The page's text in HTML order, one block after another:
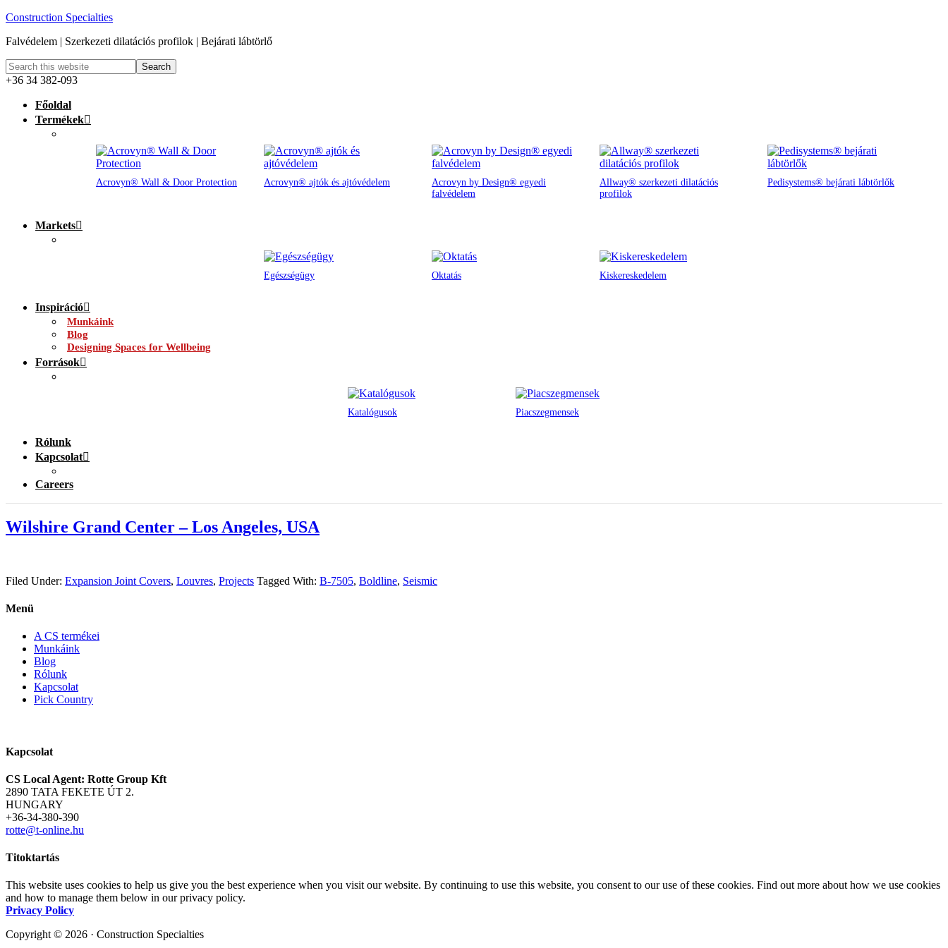
Construction Specialties
Falvédelem | Szerkezeti dilatációs profilok | Bejárati lábtörlő
+36 34 382-093
Főoldal
Termékek
Acrovyn® Wall & Door Protection Acrovyn® ajtók és ajtóvédelem
Acrovyn by Design® egyedi
falvédelem
Allway® szerkezeti dilatációs
profilok
Pedisystems® bejárati lábtörlők
Markets
Egészségügy Oktatás Kiskereskedelem
Inspiráció
Munkáink
Blog
Designing Spaces for Wellbeing
Források
Katalógusok Piacszegmensek
Rólunk
Kapcsolat
Careers
Wilshire Grand Center – Los Angeles, USA
Filed Under: Expansion Joint Covers, Louvres, Projects Tagged With: B-7505, Boldline, Seismic
Menü
A CS termékei
Munkáink
Blog
Rólunk
Kapcsolat
Pick Country
Kapcsolat
CS Local Agent: Rotte Group Kft
2890 TATA FEKETE ÚT 2.
HUNGARY
+36-34-380-390
rotte@t-online.hu
Titoktartás
This website uses cookies to help us give you the best experience when you visit our website. By continuing to use this website, you consent to our use of these cookies. Find out more about how we use cookies
and how to manage them below in our privacy policy.
Privacy Policy
Copyright © 2026 · Construction Specialties